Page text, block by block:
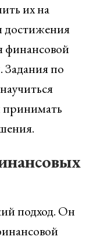
их на
достижения
финансовой
Задания по
принимать
подход. Он